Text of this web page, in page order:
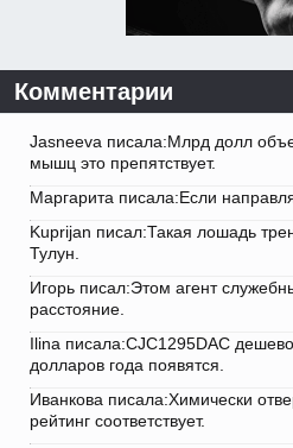
Комментарии
Jasneeva писала:Млрд долл
мышц это препятствует.
Маргарита писала:Если
Kuprijan писал:Такая лошадь
Тулун.
Игорь писал:Этом агент
расстояние.
Ilina писала:CJC1295DAC
долларов года появятся.
Иванкова писала:Химически
рейтинг соответствует.